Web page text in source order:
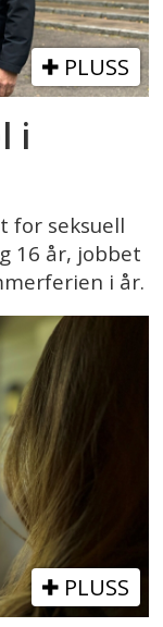
PLUSS
i
for seksuell
16 år, jobbet
i år.
PLUSS